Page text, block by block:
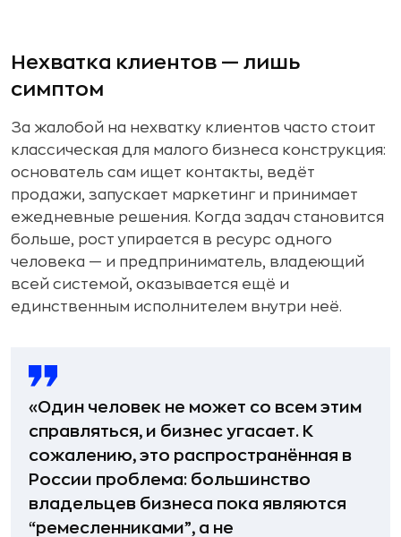
Нехватка клиентов — лишь
симптом
За жалобой на нехватку клиентов часто стоит
классическая для малого бизнеса конструкция:
основатель сам ищет контакты, ведёт
продажи, запускает маркетинг и принимает
ежедневные решения. Когда задач становится
больше, рост упирается в ресурс одного
человека — и предприниматель, владеющий
всей системой, оказывается ещё и
единственным исполнителем внутри неё.
«Один человек не может со всем этим
справляться, и бизнес угасает. К
сожалению, это распространённая в
России проблема: большинство
владельцев бизнеса пока являются
“ремесленниками”, а не